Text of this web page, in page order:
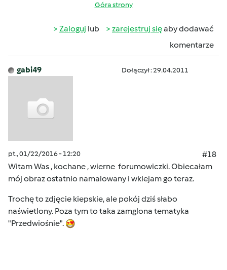
Góra strony
Zaloguj lub zarejestruj sięaby dodawać
komentarze
gabi49 Dołączył : 29.04.2011
pt., 01/22/2016 - 12:20
#18
Witam Was , kochane , wierne forumowiczki. Obiecałam
mój obraz ostatnio namalowany i wklejam go teraz.
Trochę to zdjęcie kiepskie, ale pokój dziś słabo
naświetlony. Poza tym to taka zamglona tematyka
"Przedwiośnie".